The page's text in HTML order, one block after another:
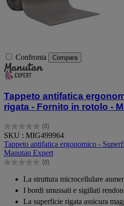
Confronta Compara
Tappeto antifatica
rigata - Fornito in rotolo -
(0)
0.0
su
5
stelle.
SKU : MIG499964
Tappeto antifatica ergonomico -
Manutan Expert
(0)
0.0
stelle.
La struttura microcellulare
I bordi smussati e sigillati
La superficie rigata assicura